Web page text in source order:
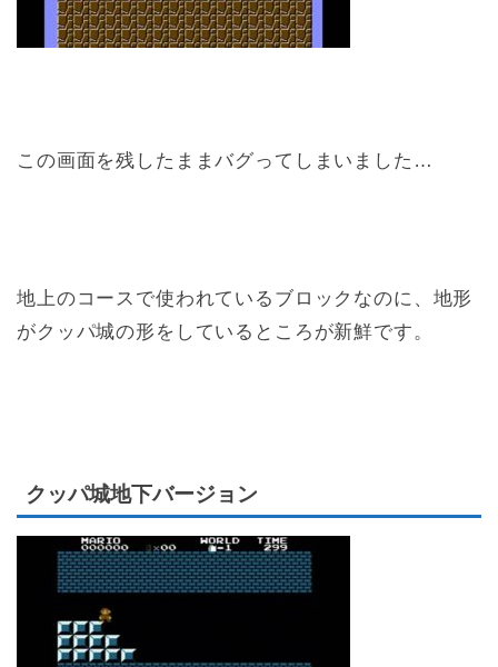
この画面を残したままバグってしまいました…
地上のコースで使われているブロックなのに、地形
がクッパ城の形をしているところが新鮮です。
クッパ城地下バージョン